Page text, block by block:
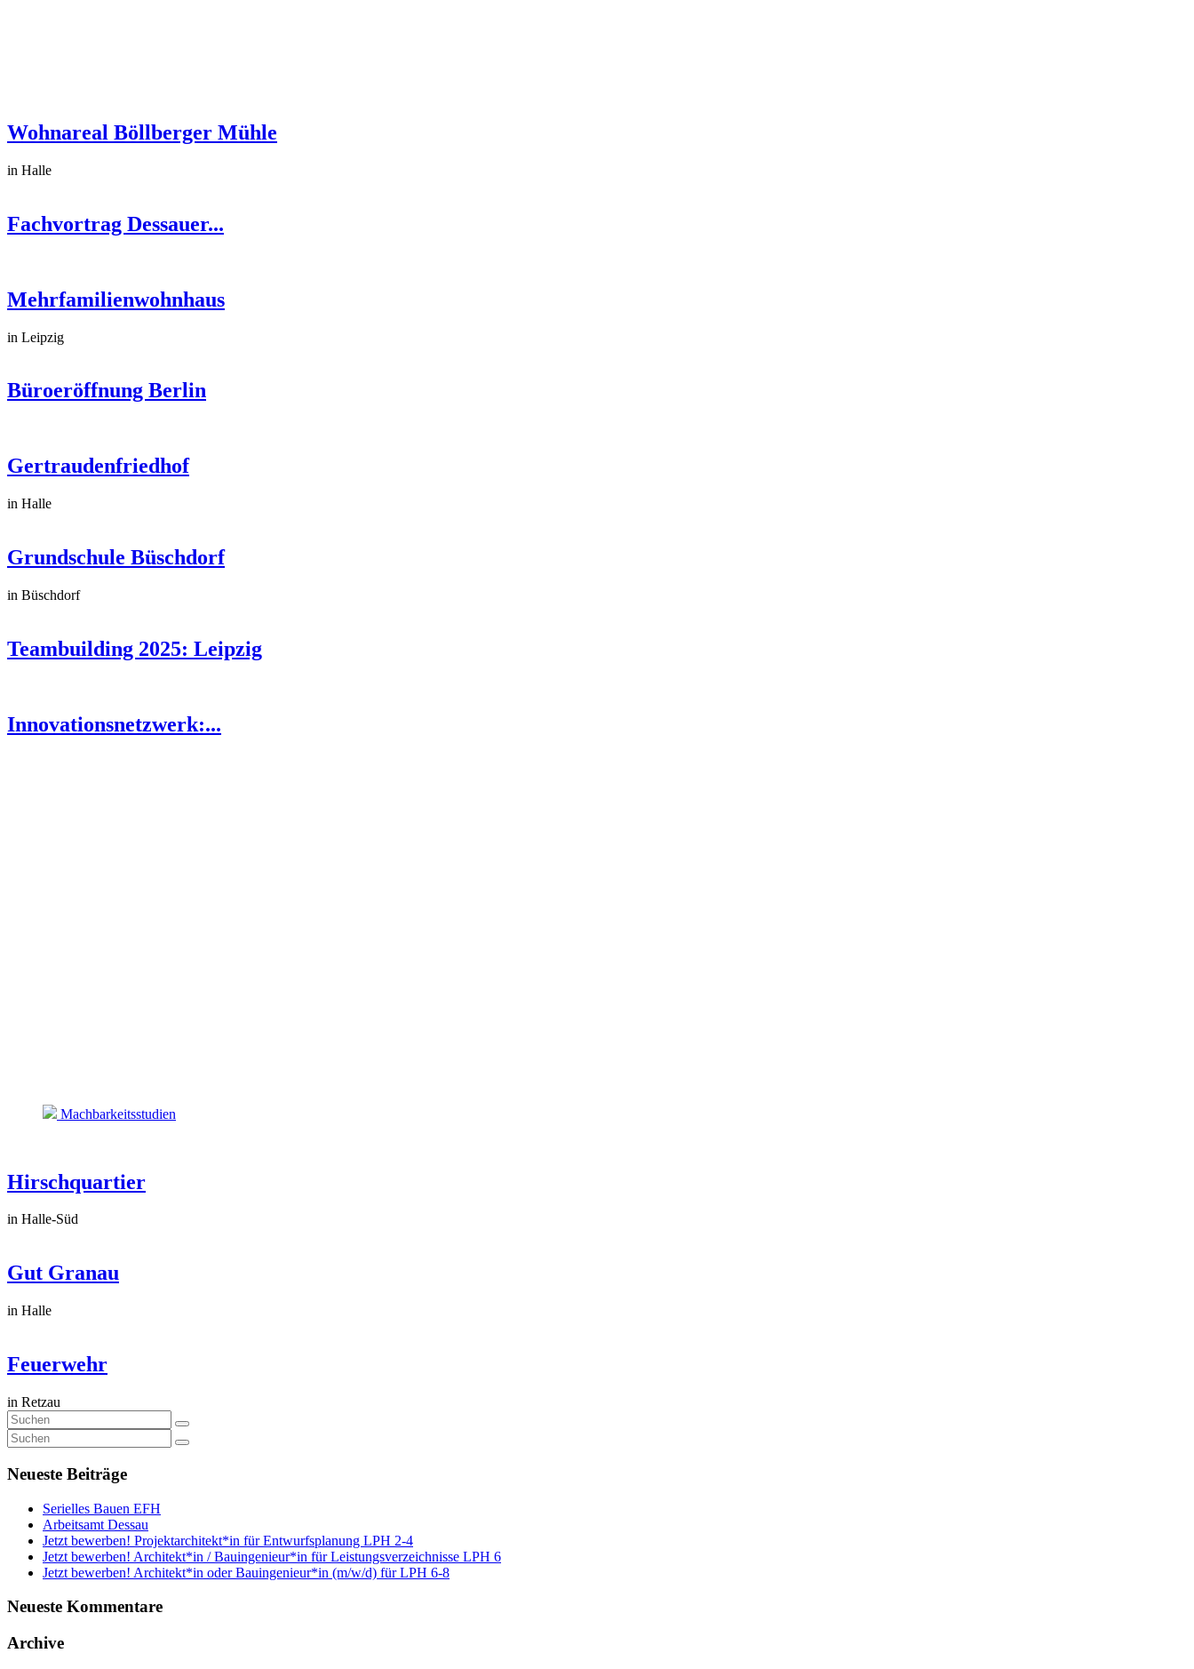
Wohnareal Böllberger Mühle
in Halle
Fachvortrag Dessauer...
Mehrfamilienwohnhaus
in Leipzig
Büroeröffnung Berlin
Gertraudenfriedhof
in Halle
Grundschule Büschdorf
in Büschdorf
Teambuilding 2025: Leipzig
Innovationsnetzwerk:...
Machbarkeitsstudien
Hirschquartier
in Halle-Süd
Gut Granau
in Halle
Feuerwehr
in Retzau
Neueste Beiträge
Serielles Bauen EFH
Arbeitsamt Dessau
Jetzt bewerben! Projektarchitekt*in für Entwurfsplanung LPH 2-4
Jetzt bewerben! Architekt*in / Bauingenieur*in für Leistungsverzeichnisse LPH 6
Jetzt bewerben! Architekt*in oder Bauingenieur*in (m/w/d) für LPH 6-8
Neueste Kommentare
Archive